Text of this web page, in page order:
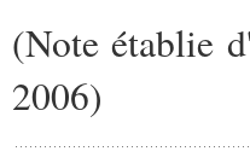
(Note établie
2006)